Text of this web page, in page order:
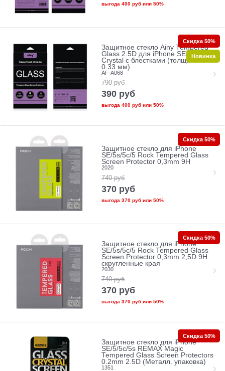
выгода 400 рубили 50%
Защитное стекло Ainy Tempered
Glass 2.5D для iPhone SE/5/5c/5s
Crystal с блестками (толщина
0.33 мм)
AF-A068
790 руб
390 руб
выгода 400 рубили 50%
Скидка 50%
Новинка
Защитное стекло для iPhone
SE/5s/5с/5 Rock Tempered Glass
Screen Protector 0,3mm 9H
2020
740 руб
370 руб
выгода 370 рубили 50%
Скидка 50%
Защитное стекло для iPhone
SE/5s/5с/5 Rock Tempered Glass
Screen Protector 0,3mm 2,5D 9H
скругленные края
2030
740 руб
370 руб
выгода 370 рубили 50%
Скидка 50%
Защитное стекло для iPhone
SE/5/5c/5s REMAX Magic
Tempered Glass Screen Protectors
0.2mm 2.5D (Металл. упаковка)
1351
Скидка 50%